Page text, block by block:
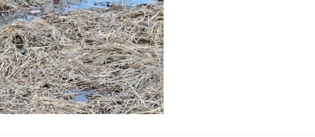
поражда нарастващи опасения относно екологичното състояние…